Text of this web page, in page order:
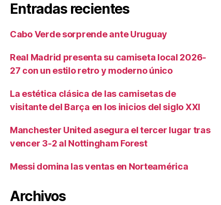
Entradas recientes
Cabo Verde sorprende ante Uruguay
Real Madrid presenta su camiseta local 2026-
27 con un estilo retro y moderno único
La estética clásica de las camisetas de
visitante del Barça en los inicios del siglo XXI
Manchester United asegura el tercer lugar tras
vencer 3-2 al Nottingham Forest
Messi domina las ventas en Norteamérica
Archivos